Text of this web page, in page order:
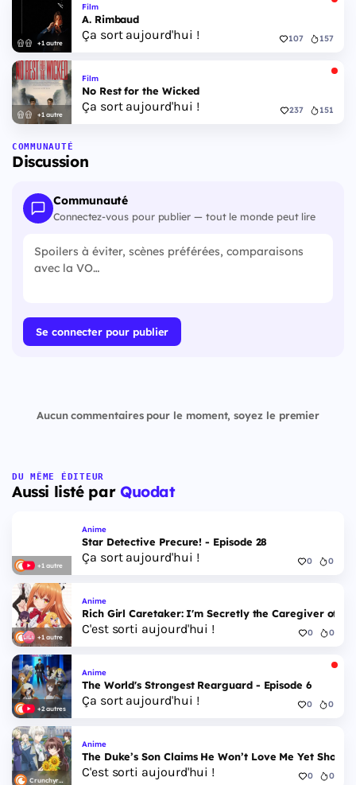
+1 autre
Film
A. Rimbaud
Ça sort aujourd'hui ! 107 157
+1 autre
Film
No Rest for the Wicked
Ça sort aujourd'hui ! 237 151
COMMUNAUTÉ
Discussion
Communauté
Connectez-vous pour publier — tout le monde peut lire
Se connecter pour publier
Aucun commentaires pour le moment, soyez le premier
DU MÊME ÉDITEUR
Aussi listé par Quodat
+1 autre
Anime
Star Detective Precure! - Episode 28
Ça sort aujourd'hui ! 0 0
+1 autre
Anime
Rich Girl Caretaker: I'm Secretly the Caregiver of
C'est sorti aujourd'hui ! 0 0
+2 autres
Anime
The World's Strongest Rearguard - Episode 6
Ça sort aujourd'hui ! 0 0
Crunchyroll
Anime
The Duke’s Son Claims He Won’t Love Me Yet
C'est sorti aujourd'hui ! 0 0